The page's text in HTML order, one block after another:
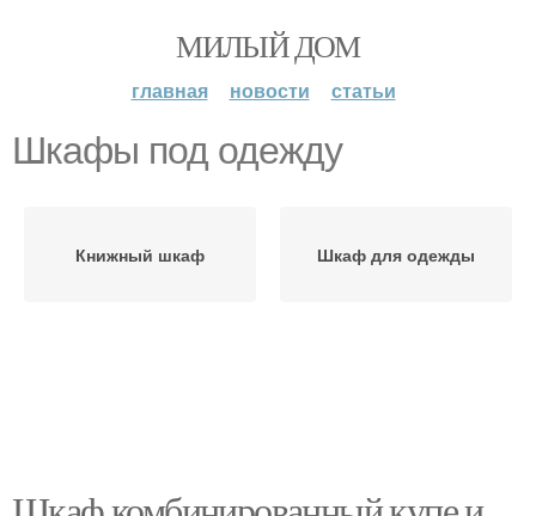
МИЛЫЙ ДОМ
главная новости статьи
Шкафы под одежду
Книжный шкаф Шкаф для одежды